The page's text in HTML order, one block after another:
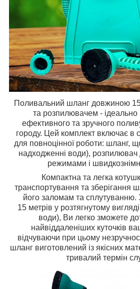
Поливальний шланг довжиною
та розпилювачем - ідеально
ефективного та зручного
городу. Цей комплект включає в
для повноцінної роботи: шланг,
надходженні води),
режимами і
Компактна та легка
транспортування та зберігання
його заломам та сплутуванню.
15 метрів у розтягнутому
води), Ви легко зможете
найвіддаленіших куточків
відчуваючи при цьому
шланг виготовлений із якісних
тривалий термін